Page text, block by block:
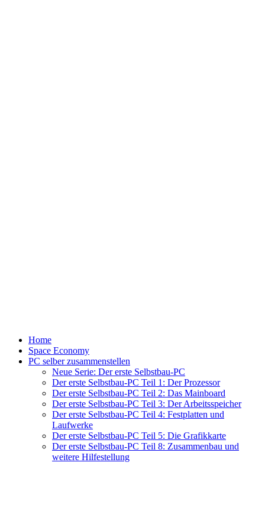
Home
Space Economy
PC selber zusammenstellen
Neue Serie: Der erste Selbstbau-PC
Der erste Selbstbau-PC Teil 1: Der Prozessor
Der erste Selbstbau-PC Teil 2: Das Mainboard
Der erste Selbstbau-PC Teil 3: Der Arbeitsspeicher
Der erste Selbstbau-PC Teil 4: Festplatten und
Laufwerke
Der erste Selbstbau-PC Teil 5: Die Grafikkarte
Der erste Selbstbau-PC Teil 8: Zusammenbau und
weitere Hilfestellung